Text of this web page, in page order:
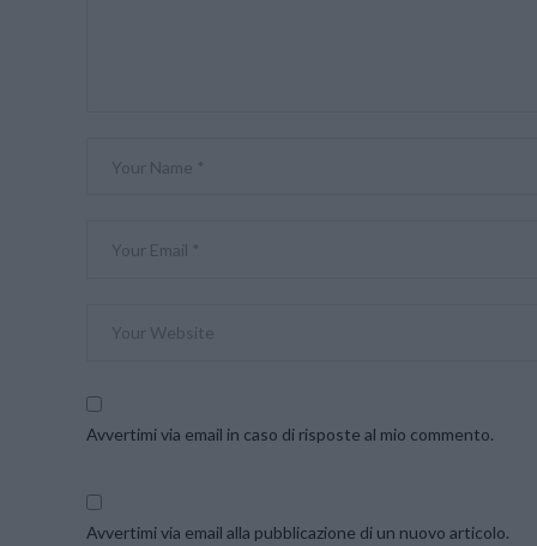
Avvertimi via email in caso di risposte al mio commento.
Avvertimi via email alla pubblicazione di un nuovo articolo.